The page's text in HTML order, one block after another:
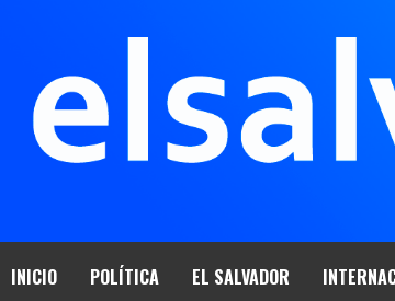
INICIO POLÍTICA EL SALVADOR